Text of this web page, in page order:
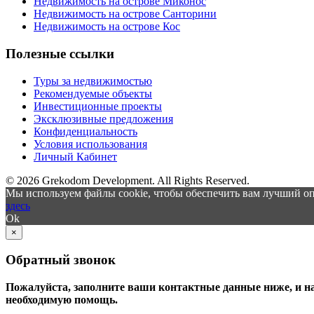
Недвижимость на острове Санторини
Недвижимость на острове Кос
Полезные ссылки
Туры за недвижимостью
Рекомендуемые объекты
Инвестиционные проекты
Эксклюзивные предложения
Конфиденциальность
Условия использования
Личный Кабинет
© 2026 Grekodom Development. All Rights Reserved.
Мы используем файлы cookie, чтобы обеспечить вам лучший
здесь
Ok
×
Обратный звонок
Пожалуйста, заполните ваши контактные данные ниже, и
необходимую помощь.